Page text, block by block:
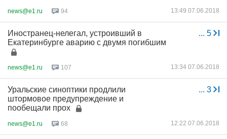
news@e1.ru 94 13:49 07.06.2018
... 5
Иностранец-нелегал, устроивший в
Екатеринбурге аварию с двумя погибшим
news@e1.ru 107 13:34 07.06.2018
... 3
Уральские синоптики продлили
штормовое предупреждение и
пообещали прох
news@e1.ru 68 12:22 07.06.2018